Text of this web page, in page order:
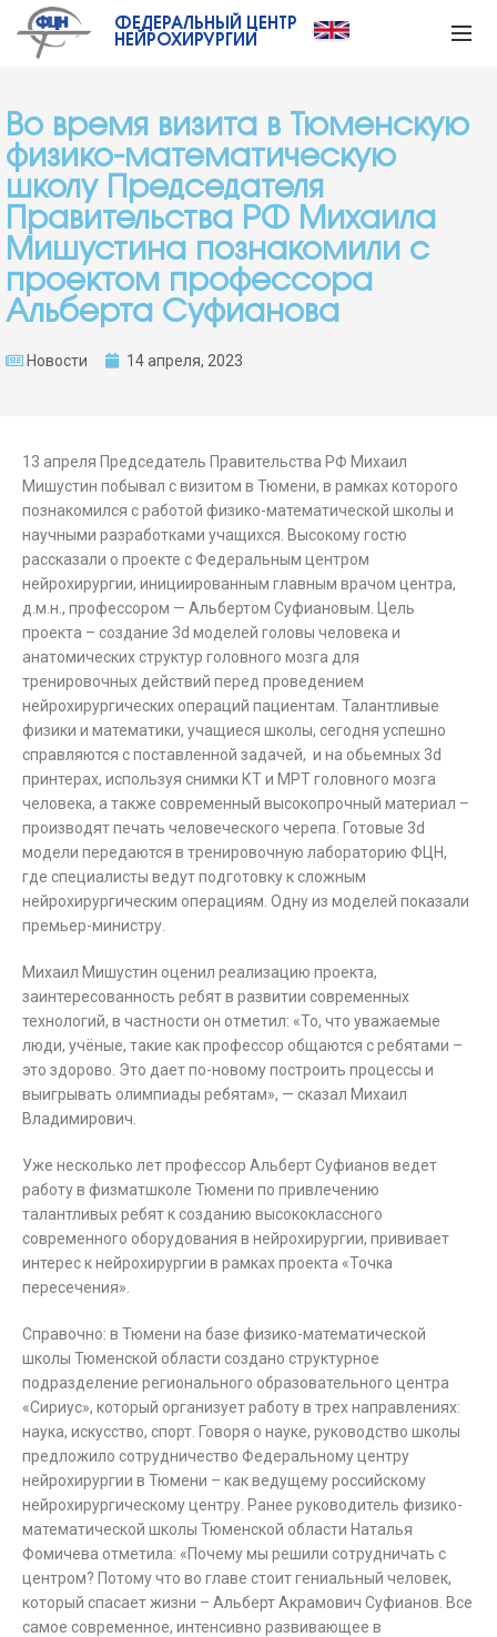
ФЕДЕРАЛЬНЫЙ ЦЕНТР
НЕЙРОХИРУРГИИ
Во время визита в Тюменскую
физико-математическую
школу Председателя
Правительства РФ Михаила
Мишустина познакомили с
проектом профессора
Альберта Суфианова
Новости 14 апреля, 2023
13 апреля Председатель Правительства РФ Михаил
Мишустин побывал с визитом в Тюмени, в рамках которого
познакомился с работой физико-математической школы и
научными разработками учащихся. Высокому гостю
рассказали о проекте с Федеральным центром
нейрохирургии, инициированным главным врачом центра,
д.м.н., профессором — Альбертом Суфиановым. Цель
проекта – создание 3d моделей головы человека и
анатомических структур головного мозга для
тренировочных действий перед проведением
нейрохирургических операций пациентам. Талантливые
физики и математики, учащиеся школы, сегодня успешно
справляются с поставленной задачей, и на обьемных 3d
принтерах, используя снимки КТ и МРТ головного мозга
человека, а также современный высокопрочный материал –
производят печать человеческого черепа. Готовые 3d
модели передаются в тренировочную лабораторию ФЦН,
где специалисты ведут подготовку к сложным
нейрохирургическим операциям. Одну из моделей показали
премьер-министру.
Михаил Мишустин оценил реализацию проекта,
заинтересованность ребят в развитии современных
технологий, в частности он отметил: «То, что уважаемые
люди, учёные, такие как профессор общаются с ребятами –
это здорово. Это дает по-новому построить процессы и
выигрывать олимпиады ребятам», — сказал Михаил
Владимирович.
Уже несколько лет профессор Альберт Суфианов ведет
работу в физматшколе Тюмени по привлечению
талантливых ребят к созданию высококлассного
современного оборудования в нейрохирургии, прививает
интерес к нейрохирургии в рамках проекта «Точка
пересечения».
Справочно: в Тюмени на базе физико-математической
школы Тюменской области создано структурное
подразделение регионального образовательного центра
«Сириус», который организует работу в трех направлениях:
наука, искусство, спорт. Говоря о науке, руководство школы
предложило сотрудничество Федеральному центру
нейрохирургии в Тюмени – как ведущему российскому
нейрохирургическому центру. Ранее руководитель физико-
математической школы Тюменской области Наталья
Фомичева отметила: «Почему мы решили сотрудничать с
центром? Потому что во главе стоит гениальный человек,
который спасает жизни – Альберт Акрамович Суфианов. Все
самое современное, интенсивно развивающее в